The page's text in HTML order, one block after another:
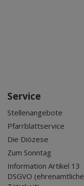
Service
Stellenangebote
Pfarrblattservice
Die Diözese
Zum Sonntag
Information Artikel 13
DSGVO (ehrenamtliche